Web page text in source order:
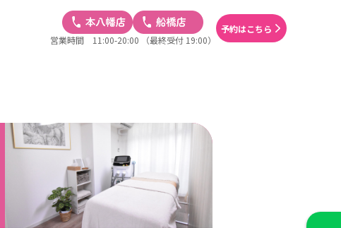
営業時間 11:00-20:00 （最終受付 19:00）
予約はこちら